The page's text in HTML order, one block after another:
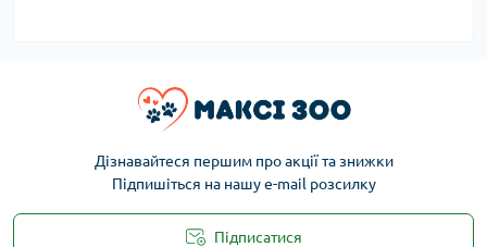
Дізнавайтеся першим про акції та знижки
Підпишіться на нашу e-mail розсилку
Підписатися